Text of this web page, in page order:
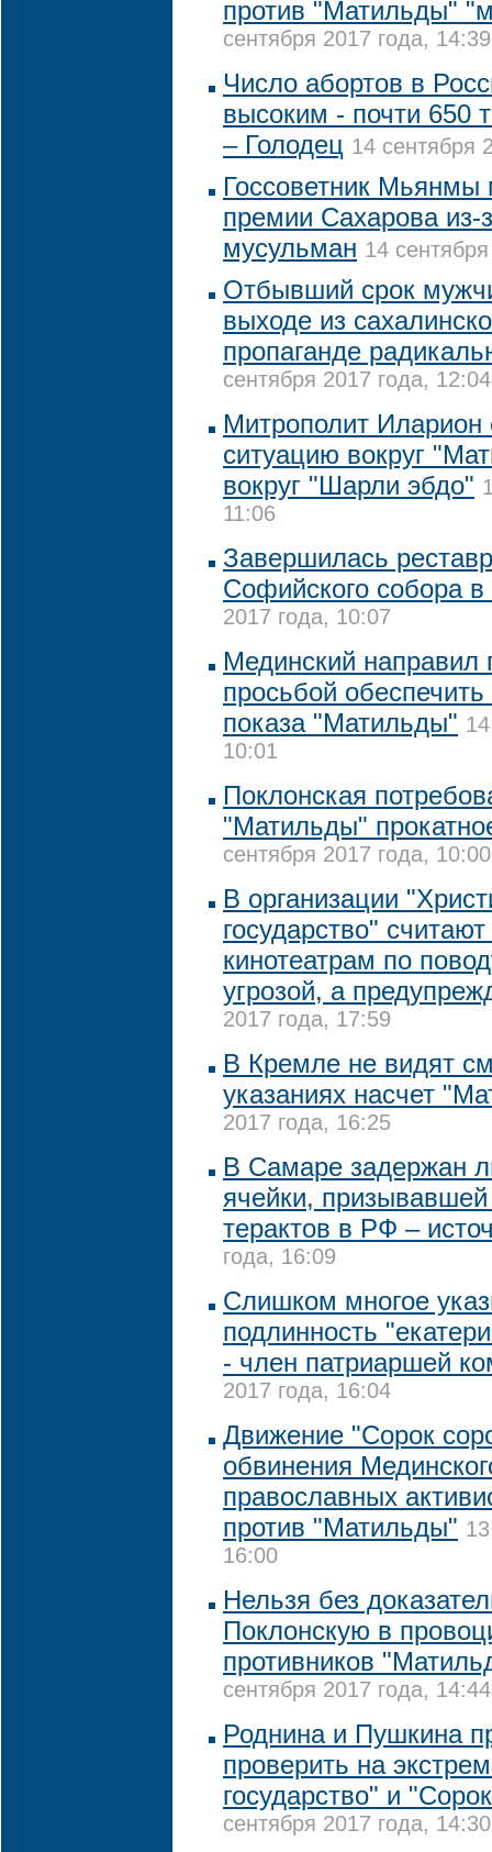
против "Матильды"
сентября 2017 года, 14:39
Число абортов в
высоким - почти 650
– Голодец 14 сентября
Госсоветник
премии Сахарова из-
мусульман 14
Отбывший срок
выходе из
пропаганде
сентября 2017 года, 12:04
Митрополит Иларион
ситуацию вокруг
вокруг "Шарли эбдо"
11:06
Завершилась
Софийского собора в
2017 года, 10:07
Мединский
просьбой обеспечить
показа "Матильды"
10:01
Поклонская
"Матильды"
сентября 2017 года, 10:00
В организации
государство"
кинотеатрам по
угрозой, а
2017 года, 17:59
В Кремле не видят
указаниях насчет
2017 года, 16:25
В Самаре задержан
ячейки,
терактов в РФ –
года, 16:09
Слишком многое
подлинность
- член патриаршей
2017 года, 16:04
Движение "Сорок
обвинения
православных
против "Матильды"
16:00
Нельзя без
Поклонскую в
противников
сентября 2017 года, 14:44
Роднина и Пушкина
проверить на
государство" и
сентября 2017 года, 14:30